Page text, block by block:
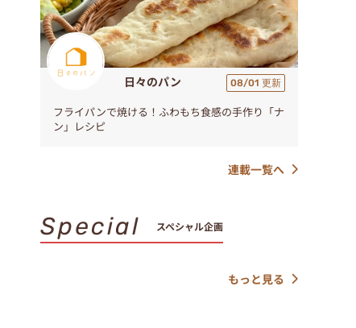
日々のパン 08/01 更新
フライパンで焼ける！ふわもち食感の手作り「ナ
ン」レシピ
連載一覧へ
Special スペシャル企画
もっと見る